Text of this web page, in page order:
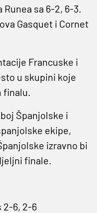
sa 6-2, 6-3.
Gasquet i Cornet
Francuske i
u skupini koje
finalu.
Španjolske i
ekipe,
izravno bi
finale.
2-6, 2-6